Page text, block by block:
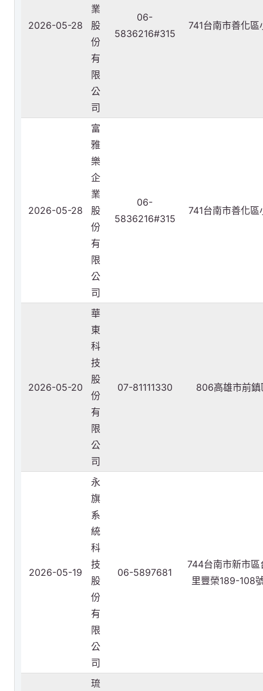
2026-05-28
業
股
份
有
限
公
司
06-
5836216#315
741台南市善化
2026-05-28
富
雅
樂
企
業
股
份
有
限
公
司
06-
5836216#315
741台南市善化
2026-05-20
華
東
科
技
股
份
有
限
公
司
07-81111330 806高雄市前
2026-05-19
永
旗
系
統
科
技
股
份
有
限
公
司
06-5897681
744台南市新市
里豐榮189-108
琉